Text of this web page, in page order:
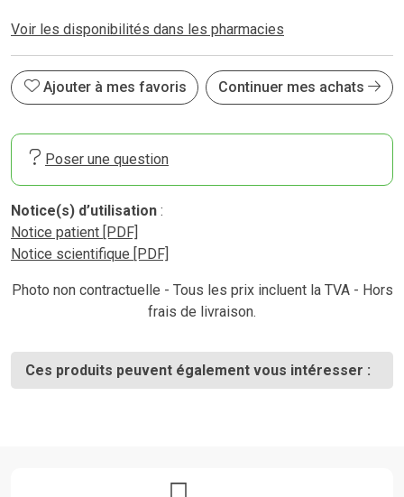
Voir les disponibilités dans les pharmacies
Ajouter à mes favoris Continuer mes achats
Poser une question
Notice(s) d’utilisation :
Notice patient [PDF]
Notice scientifique [PDF]
Photo non contractuelle - Tous les prix incluent la TVA - Hors
frais de livraison.
Ces produits peuvent également vous intéresser :